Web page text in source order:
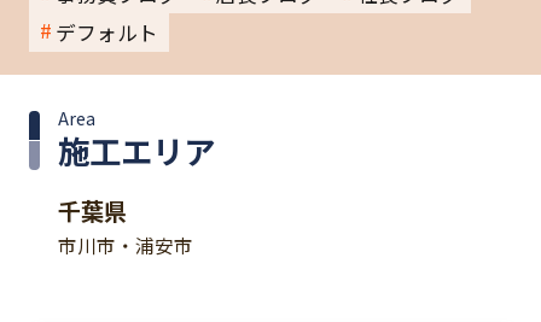
デフォルト
施工エリア
Area
千葉県
市川市・浦安市